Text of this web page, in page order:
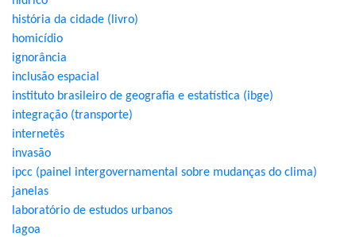
história da cidade (livro)
homicídio
ignorância
inclusão espacial
instituto brasileiro de geografia e estatística (ibge)
integração (transporte)
internetês
invasão
ipcc (painel intergovernamental sobre mudanças do clima)
janelas
laboratório de estudos urbanos
lagoa